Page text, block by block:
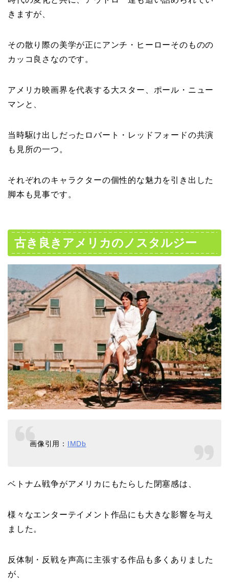
きますが、
その散り際の美学が正にアンチ・ヒーローそのものの
カッコ良さなのです。
アメリカ映画界を代表する大スター、ポール・ニュー
マンと、
当時駆け出しだったロバート・レッドフォードの共演
も見所の一つ。
それぞれのキャラクターの個性的な魅力を引き出した
脚本も見事です。
古き良きアメリカのノスタルジー
画像引用： IMDb
ベトナム戦争がアメリカにもたらした閉塞感は、
様々なエンターテイメント作品にも大きな影響を与え
ました。
反体制・反戦を声高に主張する作品も多くありました
が、